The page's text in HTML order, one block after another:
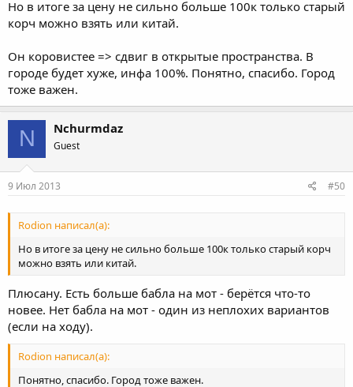
Но в итоге за цену не сильно больше 100к только старый
корч можно взять или китай.
Он коровистее => сдвиг в открытые пространства. В
городе будет хуже, инфа 100%. Понятно, спасибо. Город
тоже важен.
N Nchurmdaz
Guest
9 Июл 2013 #50
Rodion написал(а):
Но в итоге за цену не сильно больше 100к только старый корч
можно взять или китай.
Плюсану. Есть больше бабла на мот - берётся что-то
новее. Нет бабла на мот - один из неплохих вариантов
(если на ходу).
Rodion написал(а):
Понятно, спасибо. Город тоже важен.